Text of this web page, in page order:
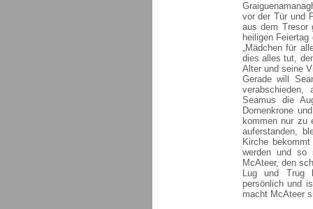
vor der Tür und
aus dem Tresor
heiligen
„Mädchen für
dies alles tut,
Alter und seine
Gerade will
Seamus die
Dornenkrone
kommen nur zu
auferstanden,
Kirche
werden und so
McAteer, den
Lug und Trug
persönlich und
macht McAteer